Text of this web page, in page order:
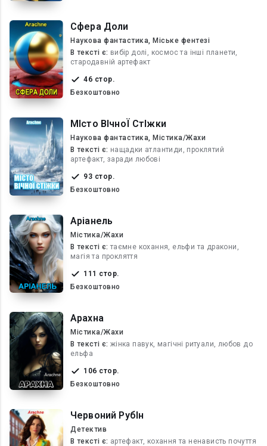
Сфера Доли
Наукова фантастика, Міське фентезі
В текcті є: вибір долі, космос та інші планети,
стародавній артефакт
46 стор.
Безкоштовно
МІсто ВІчноЇ СтІжки
Наукова фантастика, Містика/Жахи
В текcті є: нащадки атлантиди, проклятий
артефакт, заради любові
93 стор.
Безкоштовно
Аріанель
Містика/Жахи
В текcті є:таємне кохання, ельфи та дракони,
магія та прокляття
111 стор.
Безкоштовно
Арахна
Містика/Жахи
В текcті є: жінка павук, магічні ритуали, любов до
ельфа
106 стор.
Безкоштовно
Червоний РубІн
Детектив
В текcті є: артефакт, кохання та ненависть почуття